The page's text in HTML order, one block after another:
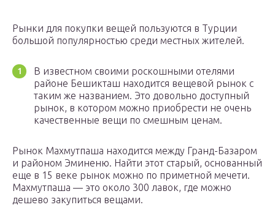
Рынки для покупки вещей пользуются в Турции
большой популярностью среди местных жителей.
В известном своими роскошными отелями
районе Бешикташ находится вещевой рынок с
таким же названием. Это довольно доступный
рынок, в котором можно приобрести не очень
качественные вещи по смешным ценам.
Рынок Махмутпаша находится между Гранд-Базаром
и районом Эминеню. Найти этот старый, основанный
еще в 15 веке рынок можно по приметной мечети.
Махмутпаша — это около 300 лавок, где можно
дешево закупиться вещами.